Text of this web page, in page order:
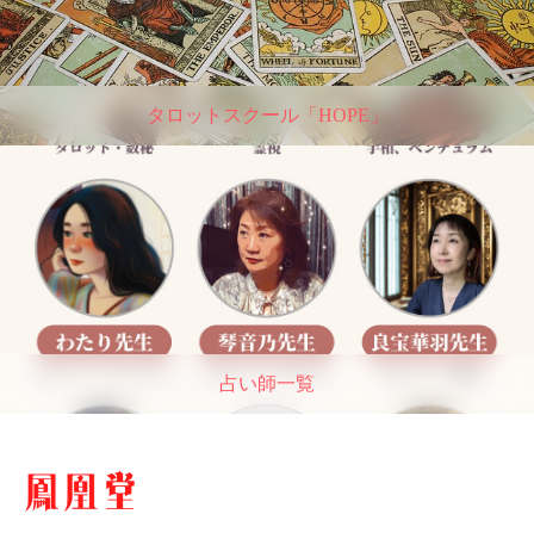
タロットスクール「HOPE」
占い師一覧